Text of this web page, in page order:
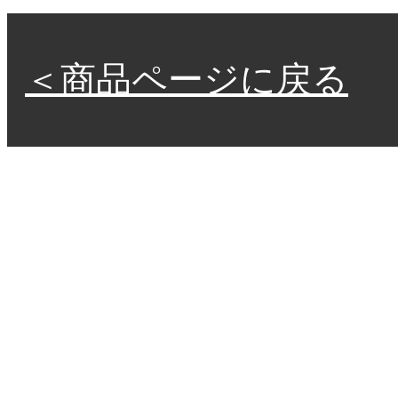
＜商品ページに戻る